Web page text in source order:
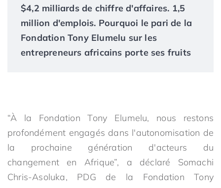
$4,2 milliards de chiffre d'affaires. 1,5
million d'emplois. Pourquoi le pari de la
Fondation Tony Elumelu sur les
entrepreneurs africains porte ses fruits
“À la Fondation Tony Elumelu, nous restons
profondément engagés dans l'autonomisation de
la prochaine génération d'acteurs du
changement en Afrique”, a déclaré Somachi
Chris-Asoluka, PDG de la Fondation Tony